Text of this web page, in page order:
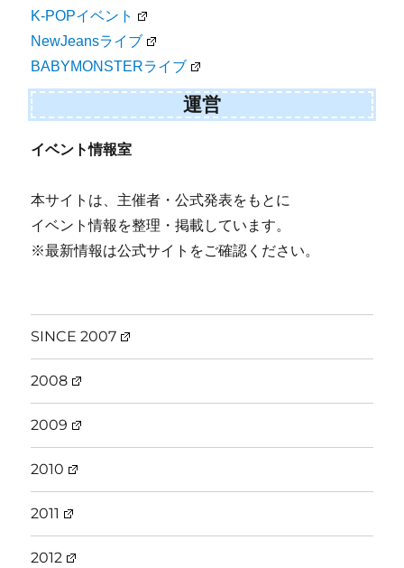
K-POPイベント
NewJeansライブ
BABYMONSTERライブ
運営
イベント情報室
本サイトは、主催者・公式発表をもとに
イベント情報を整理・掲載しています。
※最新情報は公式サイトをご確認ください。
SINCE 2007
2008
2009
2010
2011
2012